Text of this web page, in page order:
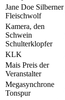
Jane Doe Silberner
Fleischwolf
Kamera, den
Schwein
Schulterklopfer
KLK
Mais Preis der
Veranstalter
Megasynchrone
Tonspur